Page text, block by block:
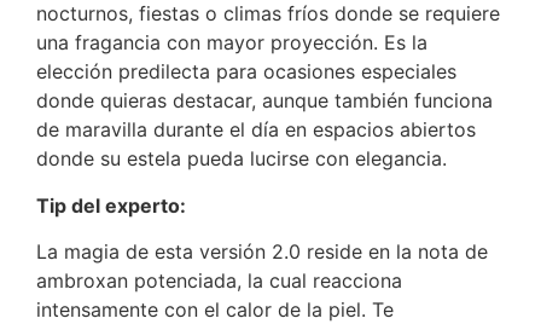
nocturnos, fiestas o climas fríos donde se requiere
una fragancia con mayor proyección. Es la
elección predilecta para ocasiones especiales
donde quieras destacar, aunque también funciona
de maravilla durante el día en espacios abiertos
donde su estela pueda lucirse con elegancia.
Tip del experto:
La magia de esta versión 2.0 reside en la nota de
ambroxan potenciada, la cual reacciona
intensamente con el calor de la piel. Te